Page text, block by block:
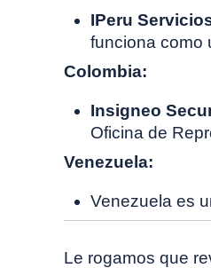
IPeru
funciona como
Colombia:
Insigneo
Oficina de
Venezuela:
Venezuela es
Le rogamos que